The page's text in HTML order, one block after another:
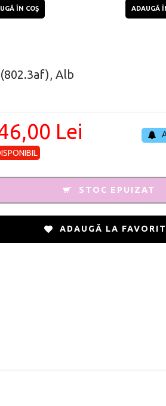
ÎN COŞ ADAUGĂ
Alb
Lei
STOC EPUIZAT
ADAUGĂ LA